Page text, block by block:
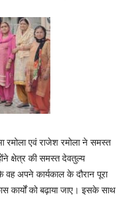
रमोला एवं राजेश रमोला ने समस्त
क्षेत्र की समस्त देवतुल्य
वह अपने कार्यकाल के दौरान पूरा
कार्यों को बढ़ाया जाए। इसके साथ